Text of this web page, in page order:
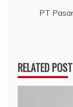
PT
RELATED